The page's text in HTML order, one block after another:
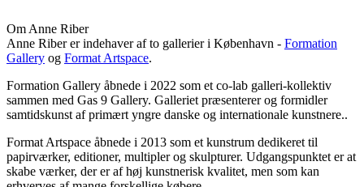
Om Anne Riber
Anne Riber er indehaver af to gallerier i København - Formation
Gallery og Format Artspace.
Formation Gallery åbnede i 2022 som et co-lab galleri-kollektiv
sammen med Gas 9 Gallery. Galleriet præsenterer og formidler
samtidskunst af primært yngre danske og internationale kunstnere..
Format Artspace åbnede i 2013 som et kunstrum dedikeret til
papirværker, editioner, multipler og skulpturer. Udgangspunktet er at
skabe værker, der er af høj kunstnerisk kvalitet, men som kan